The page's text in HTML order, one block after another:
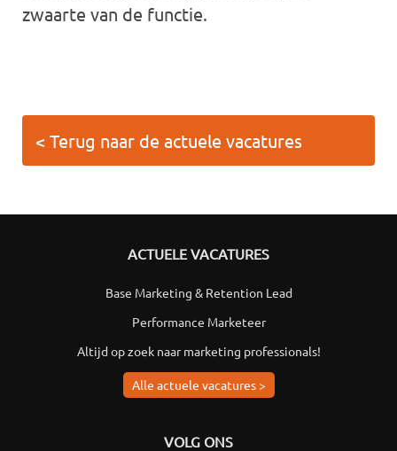
zwaarte van de functie.
< Terug naar de actuele vacatures
ACTUELE VACATURES
Base Marketing & Retention Lead
Performance Marketeer
Altijd op zoek naar marketing professionals!
Alle actuele vacatures >
VOLG ONS